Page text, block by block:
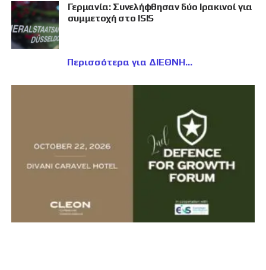
Γερμανία: Συνελήφθησαν δύο Ιρακινοί για
συμμετοχή στο ISIS
Περισσότερα για ΔΙΕΘΝΗ